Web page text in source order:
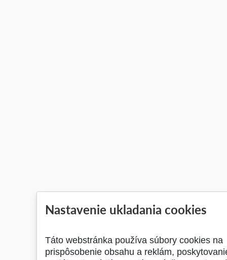
Nastavenie ukladania cookies
Táto webstránka používa súbory cookies na
prispôsobenie obsahu a reklám,